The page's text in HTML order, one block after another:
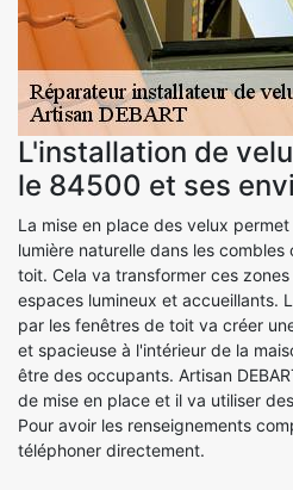
L'installation de
le 84500 et ses
La mise en place des velux
lumière naturelle dans les
toit. Cela va transformer ces
espaces lumineux et accueillants.
par les fenêtres de toit va créer
et spacieuse à l'intérieur de la
être des occupants. Artisan
de mise en place et il va utiliser
Pour avoir les renseignements
téléphoner directement.